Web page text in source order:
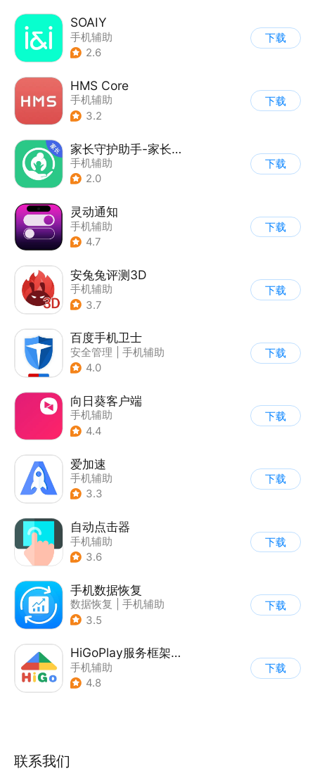
SOAIY
手机辅助
2.6
下载
HMS Core
手机辅助
3.2
下载
家长守护助手-家长端
手机辅助
2.0
下载
灵动通知
手机辅助
4.7
下载
安兔兔评测3D
手机辅助
3.7
下载
百度手机卫士
安全管理
手机辅助
4.0
下载
向日葵客户端
手机辅助
4.4
下载
爱加速
手机辅助
3.3
下载
自动点击器
手机辅助
3.6
下载
手机数据恢复
数据恢复
手机辅助
3.5
下载
HiGoPlay服务框架安装器
手机辅助
4.8
下载
联系我们